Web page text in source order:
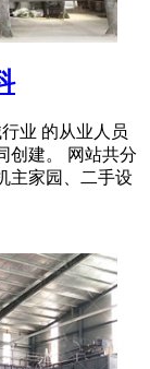
业 的从业人员
创建。 网站共分
主家园、二手设